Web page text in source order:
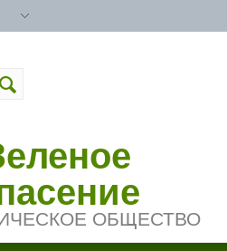
ОБЩЕСТВО